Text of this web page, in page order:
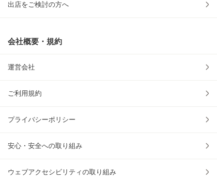
出店をご検討の方へ
会社概要・規約
運営会社
ご利用規約
プライバシーポリシー
安心・安全への取り組み
ウェブアクセシビリティの取り組み